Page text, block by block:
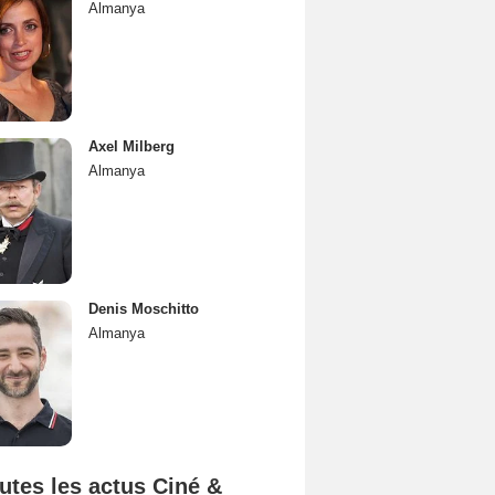
Almanya
Axel Milberg
Almanya
Denis Moschitto
Almanya
les actus Ciné &